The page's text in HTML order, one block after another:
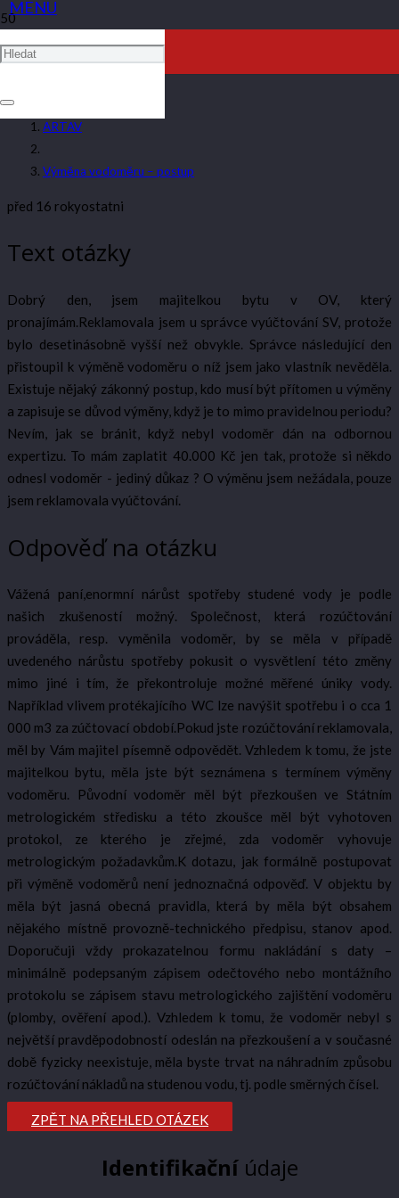
VÝMĚNA VODOMĚRU –
ARTAV
Výměna vodoměru – postup
před 16 rokyostatni
Text otázky
Dobrý den, jsem majitelkou bytu v OV, který
pronajímám.Reklamovala jsem u správce vyúčtování SV, protože
bylo desetinásobně vyšší než obvykle. Správce následující den
přistoupil k výměně vodoměru o níž jsem jako vlastník nevěděla.
Existuje nějaký zákonný postup, kdo musí být přítomen u výměny
a zapisuje se důvod výměny, když je to mimo pravidelnou periodu?
Nevím, jak se bránit, když nebyl vodoměr dán na odbornou
expertizu. To mám zaplatit 40.000 Kč jen tak, protože si někdo
odnesl vodoměr - jediný důkaz ? O výměnu jsem nežádala, pouze
jsem reklamovala vyúčtování.
Odpověď na otázku
Vážená paní,enormní nárůst spotřeby studené vody je podle
našich zkušeností možný. Společnost, která rozúčtování
prováděla, resp. vyměnila vodoměr, by se měla v případě
uvedeného nárůstu spotřeby pokusit o vysvětlení této změny
mimo jiné i tím, že překontroluje možné měřené úniky vody.
Například vlivem protékajícího WC lze navýšit spotřebu i o cca 1
000 m3 za zúčtovací období.Pokud jste rozúčtování reklamovala,
měl by Vám majitel písemně odpovědět. Vzhledem k tomu, že jste
majitelkou bytu, měla jste být seznámena s termínem výměny
vodoměru. Původní vodoměr měl být přezkoušen ve Státním
metrologickém středisku a této zkoušce měl být vyhotoven
protokol, ze kterého je zřejmé, zda vodoměr vyhovuje
metrologickým požadavkům.K dotazu, jak formálně postupovat
při výměně vodoměrů není jednoznačná odpověď. V objektu by
měla být jasná obecná pravidla, která by měla být obsahem
nějakého místně provozně-technického předpisu, stanov apod.
Doporučuji vždy prokazatelnou formu nakládání s daty –
minimálně podepsaným zápisem odečtového nebo montážního
protokolu se zápisem stavu metrologického zajištění vodoměru
(plomby, ověření apod.). Vzhledem k tomu, že vodoměr nebyl s
největší pravděpodobností odeslán na přezkoušení a v současné
době fyzicky neexistuje, měla byste trvat na náhradním způsobu
rozúčtování nákladů na studenou vodu, tj. podle směrných čísel.
ZPĚT NA PŘEHLED OTÁZEK
Identifikačníúdaje